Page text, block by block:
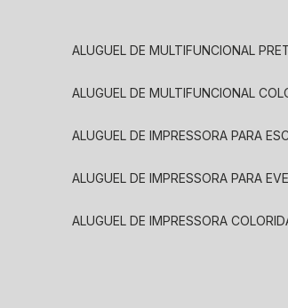
ALUGUEL DE MULTIFUNCIONAL
ALUGUEL DE MULTIFUNCIONAL
ALUGUEL DE IMPRESSORA PARA
ALUGUEL DE IMPRESSORA PARA
ALUGUEL DE IMPRESSORA